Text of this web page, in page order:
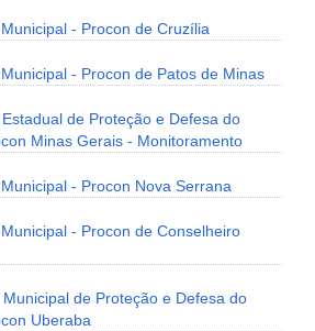
- Procon de Cruzília
- Procon de Patos de Minas
de Proteção e Defesa do
Minas Gerais - Monitoramento
- Procon Nova Serrana
- Procon de Conselheiro
de Proteção e Defesa do
Uberaba